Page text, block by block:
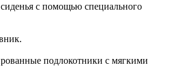
с помощью специального
подлокотники с мягкими